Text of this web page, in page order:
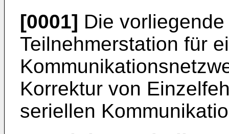
[0001] Die
Teilnehmerstation für
Korrektur von
seriellen